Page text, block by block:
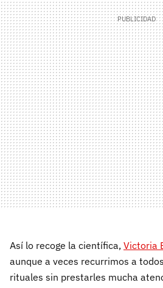
Así lo recoge la científica, Victoria
aunque a veces recurrimos a
rituales sin prestarles mucha